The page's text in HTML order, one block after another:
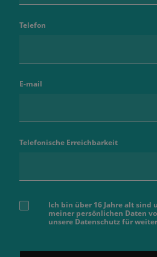
Telefon
E-mail
Telefonische Erreichbarkeit
Ich bin über 16 Jahre alt
meiner persönlichen Daten
unsere Datenschutz für